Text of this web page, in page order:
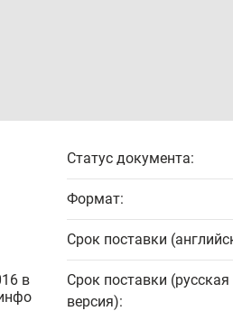
в
Статус документа:
Формат:
Срок поставки
Срок поставки (русская
версия):